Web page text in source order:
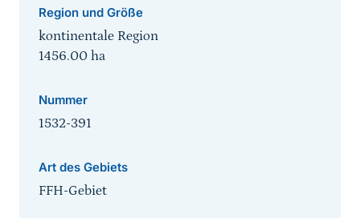
Region und Größe
kontinentale Region
1456.00 ha
Nummer
1532-391
Art des Gebiets
FFH-Gebiet